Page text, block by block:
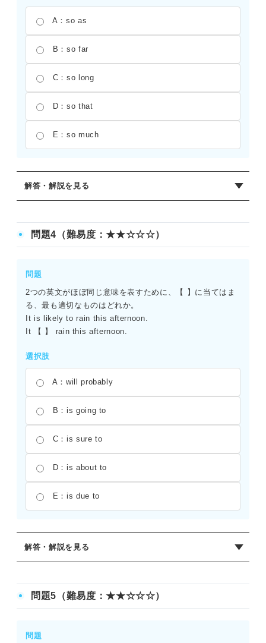
A：so as
B：so far
C：so long
D：so that
E：so much
解答・解説を見る
「so that＋節（主語＋助動詞）」は「――が……できるよ
うに」という目的を表す接続詞の働きをする。ここでは
る。「so as」を選ぶときは、直後にto不定詞が必要とな
る。
問題4（難易度：★★☆☆☆）
問題
2つの英文がほぼ同じ意味を表すために、【 】に当てはま
る、最も適切なものはどれか。
It is likely to rain this afternoon.
It 【 】 rain this afternoon.
選択肢
A：will probably
B：is going to
C：is sure to
D：is about to
E：is due to
解答・解説を見る
「be likely to ――」は「――しそうである」「恐らく――
するだろう」という可能性や推測を表す。これとほぼ同じ
問題5（難易度：★★☆☆☆）
問題